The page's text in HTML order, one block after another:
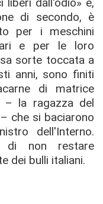
di secondo, è
per i meschini
e per le loro
sorte toccata a
anni, sono finiti
di matrice
– la ragazza del
che si baciarono
dell'Interno.
di non restare
dei bulli italiani.